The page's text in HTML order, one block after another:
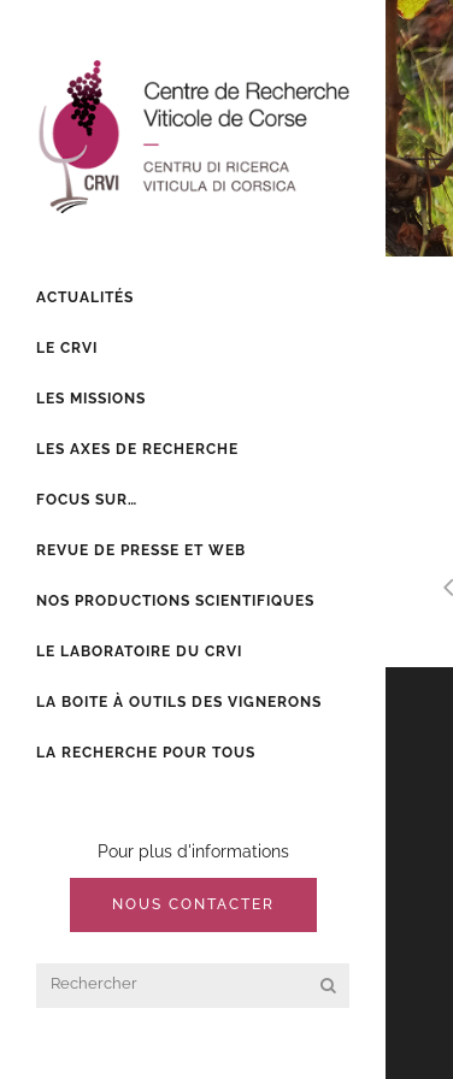
ACTUALITÉS
LE CRVI
LES MISSIONS
LES AXES DE RECHERCHE
FOCUS SUR…
REVUE DE PRESSE ET WEB
NOS PRODUCTIONS SCIENTIFIQUES
LE LABORATOIRE DU CRVI
LA BOITE À OUTILS DES VIGNERONS
LA RECHERCHE POUR TOUS
Pour plus d'informations
NOUS CONTACTER